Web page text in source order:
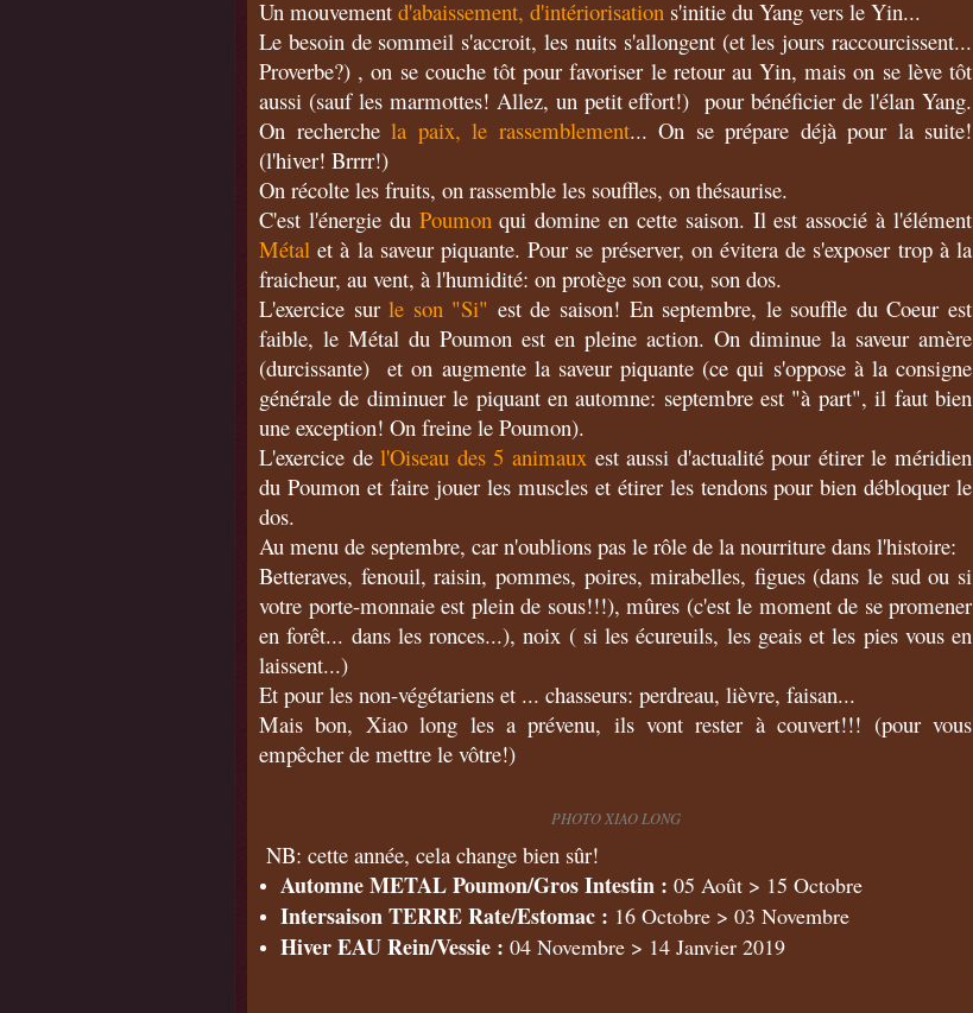
Un mouvement d'abaissement, d'intériorisation s'initie du Yang vers le Yin...
Le besoin de sommeil s'accroit, les nuits s'allongent (et les jours raccourcissent...
Proverbe?) , on se couche tôt pour favoriser le retour au Yin, mais on se lève tôt
aussi (sauf les marmottes! Allez, un petit effort!) pour bénéficier de l'élan Yang.
On recherche la paix, le rassemblement... On se prépare déjà pour la suite!
(l'hiver! Brrrr!)
On récolte les fruits, on rassemble les souffles, on thésaurise.
C'est l'énergie du Poumonqui domine en cette saison. Il est associé à l'élément
Métal et à la saveur piquante. Pour se préserver, on évitera de s'exposer trop à la
fraicheur, au vent, à l'humidité: on protège son cou, son dos.
L'exercice surle son "Si" est de saison! En septembre, le souffle du Coeur est
faible, le Métal du Poumon est en pleine action. On diminue la saveur amère
(durcissante) et on augmente la saveur piquante (ce qui s'oppose à la consigne
générale de diminuer le piquant en automne: septembre est "à part", il faut bien
une exception! On freine le Poumon).
L'exercice del'Oiseau des 5 animauxest aussi d'actualité pour étirer le méridien
du Poumon et faire jouer les muscles et étirer les tendons pour bien débloquer le
dos.
Au menu de septembre, car n'oublions pas le rôle de la nourriture dans l'histoire:
Betteraves, fenouil, raisin, pommes, poires, mirabelles, figues (dans le sud ou si
votre porte-monnaie est plein de sous!!!), mûres (c'est le moment de se promener
en forêt... dans les ronces...), noix ( si les écureuils, les geais et les pies vous en
laissent...)
Et pour les non-végétariens et ... chasseurs: perdreau, lièvre, faisan...
Mais bon, Xiao long les a prévenu, ils vont rester à couvert!!! (pour vous
empêcher de mettre le vôtre!)
PHOTO XIAO LONG
NB: cette année, cela change bien sûr!
Automne METAL Poumon/Gros Intestin : 05 Août > 15 Octobre
Intersaison TERRE Rate/Estomac : 16 Octobre > 03 Novembre
Hiver EAU Rein/Vessie : 04 Novembre > 14 Janvier 2019